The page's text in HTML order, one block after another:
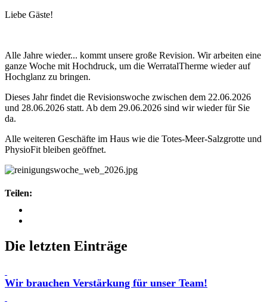
Liebe Gäste!
Alle Jahre wieder... kommt unsere große Revision. Wir arbeiten eine
ganze Woche mit Hochdruck, um die WerratalTherme wieder auf
Hochglanz zu bringen.
Dieses Jahr findet die Revisionswoche zwischen dem 22.06.2026
und 28.06.2026 statt. Ab dem 29.06.2026 sind wir wieder für Sie
da.
Alle weiteren Geschäfte im Haus wie die Totes-Meer-Salzgrotte und
PhysioFit bleiben geöffnet.
Teilen:
Die letzten Einträge
Wir brauchen Verstärkung für unser Team!